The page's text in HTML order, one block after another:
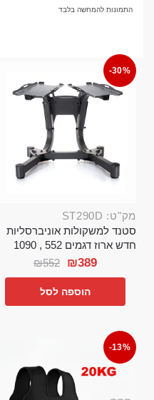
התמונות להמחשה בלבד
-30%
מק"ט: ST290D
סטנד למשקולות אוניברסליות
חדש ארוז דגמים 552 , 1090
₪552 ₪389
הוספה לסל
-13%